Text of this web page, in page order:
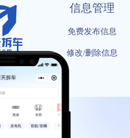
信息管理
免费发布信息
修改/删除信息